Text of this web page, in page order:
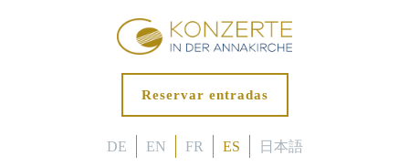
Reservar entradas
DE EN FR ES 日本語